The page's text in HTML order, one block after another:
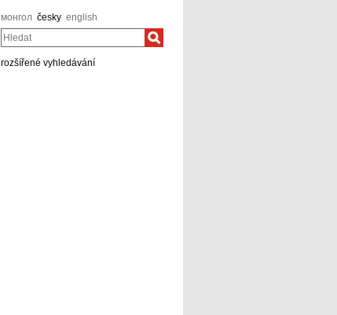
монгол česky english
Hledat
rozšířené vyhledávání